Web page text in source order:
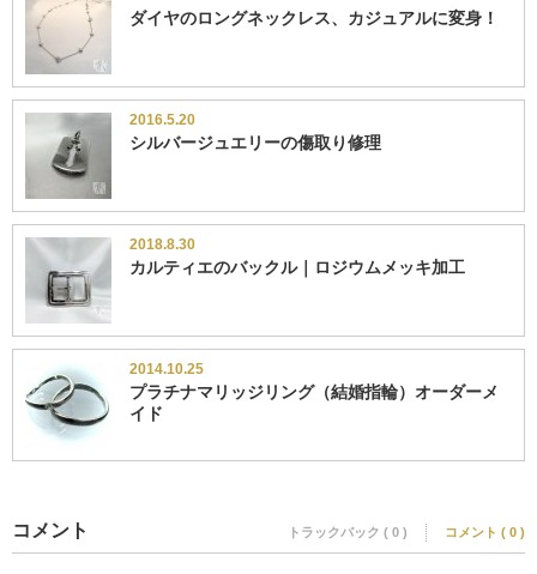
ダイヤのロングネックレス、カジュアルに変身！
2016.5.20
シルバージュエリーの傷取り修理
2018.8.30
カルティエのバックル｜ロジウムメッキ加工
2014.10.25
プラチナマリッジリング（結婚指輪）オーダーメ
イド
コメント トラックバック ( 0 ) コメント ( 0 )